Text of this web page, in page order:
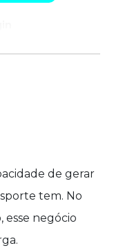
de gerar
tem. No
negócio